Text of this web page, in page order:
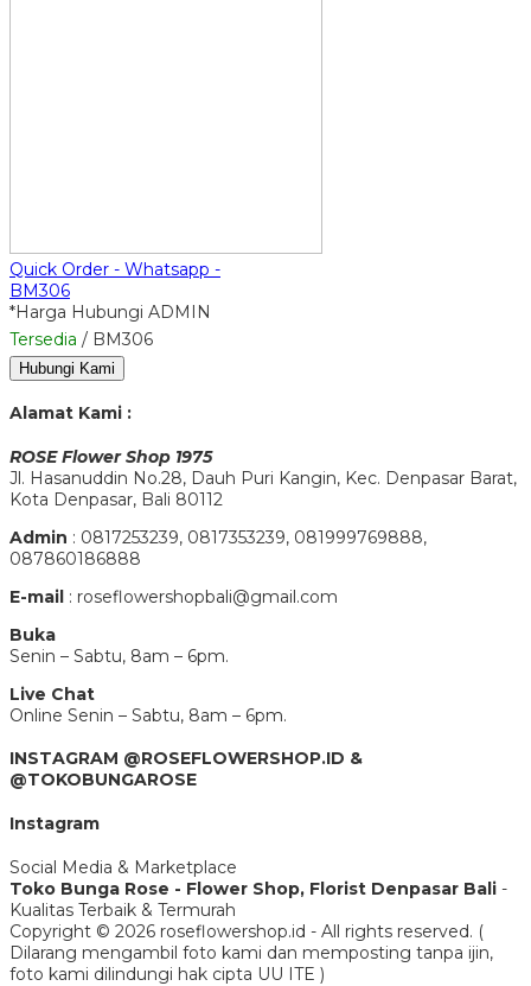
Quick Order - Whatsapp -
BM306
*Harga Hubungi ADMIN
Tersedia / BM306
Hubungi Kami
Alamat Kami :
ROSE Flower Shop 1975
Jl. Hasanuddin No.28, Dauh Puri Kangin, Kec. Denpasar Barat,
Kota Denpasar, Bali 80112
Admin : 0817253239, 0817353239, 081999769888,
087860186888
E-mail : roseflowershopbali@gmail.com
Buka
Senin – Sabtu, 8am – 6pm.
Live Chat
Online Senin – Sabtu, 8am – 6pm.
INSTAGRAM @ROSEFLOWERSHOP.ID &
@TOKOBUNGAROSE
Instagram
Social Media & Marketplace
Toko Bunga Rose - Flower Shop, Florist Denpasar Bali -
Kualitas Terbaik & Termurah
Copyright © 2026 roseflowershop.id - All rights reserved. (
Dilarang mengambil foto kami dan memposting tanpa ijin,
foto kami dilindungi hak cipta UU ITE )